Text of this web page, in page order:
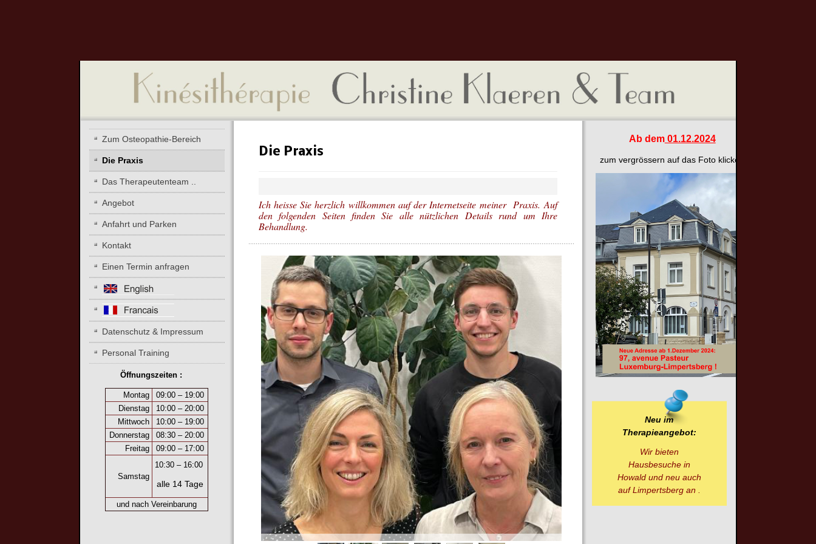
Die Praxis
Ich heisse Sie herzlich willkommen auf der Internetseite meiner Praxis.Auf
den folgenden Seiten finden Sie alle nützlichen Details rund um Ihre
Behandlung.
Zum Osteopathie-Bereich
Die Praxis
Das Therapeutenteam ..
Angebot
Anfahrt und Parken
Kontakt
Einen Termin anfragen
Datenschutz & Impressum
Personal Training
Öffnungszeiten :
Montag
09:00 – 19:00
Dienstag
10:00 – 20:00
Mittwoch
10:00 – 19:00
Donnerstag
08:30 – 20:00
Freitag
09:00 – 17:00
Samstag
10:30– 16:00
alle 14 Tage
und nach Vereinbarung
Ab dem01.12.2024
zum vergrössern auf das Foto klicken
Neu im
Therapieangebot:
Wir bieten
Hausbesuche in
Howald und neu auch
auf Limpertsberg an .